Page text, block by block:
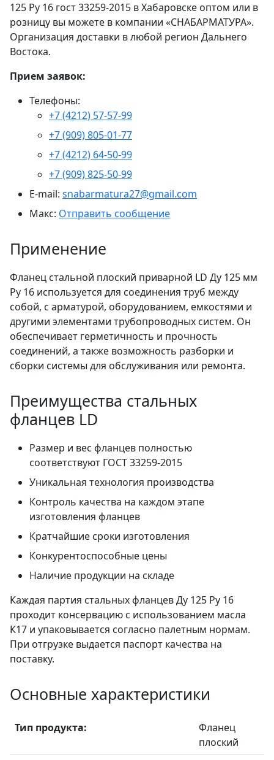
125 Ру 16 гост 33259-2015 в Хабаровске оптом или в
розницу вы можете в компании «СНАБАРМАТУРА».
Организация доставки в любой регион Дальнего
Востока.
Прием заявок:
Телефоны:
+7 (4212) 57-57-99
+7 (909) 805-01-77
+7 (4212) 64-50-99
+7 (909) 825-50-99
E-mail: snabarmatura27@gmail.com
Макс: Отправить сообщение
Применение
Фланец стальной плоский приварной LD Ду 125 мм
Ру 16 используется для соединения труб между
собой, с арматурой, оборудованием, емкостями и
другими элементами трубопроводных систем. Он
обеспечивает герметичность и прочность
соединений, а также возможность разборки и
сборки системы для обслуживания или ремонта.
Преимущества стальных
фланцев LD
Размер и вес фланцев полностью
соответствуют ГОСТ 33259-2015
Уникальная технология производства
Контроль качества на каждом этапе
изготовления фланцев
Кратчайшие сроки изготовления
Конкурентоспособные цены
Наличие продукции на складе
Каждая партия стальных фланцев Ду 125 Ру 16
проходит консервацию с использованием масла
К17 и упаковывается согласно палетным нормам.
При отгрузке выдается паспорт качества на
поставку.
Основные характеристики
Тип продукта:
Фланец
плоский